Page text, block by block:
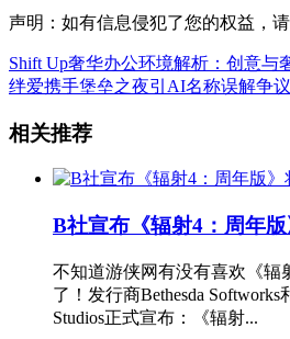
声明：如有信息侵犯了您的权益，
Shift Up奢华办公环境解析：创意与
绊爱携手堡垒之夜引AI名称误解争议
相关推荐
B社宣布《辐射4：周年版
不知道游侠网有没有喜欢《辐
了！发行商Bethesda Softworks
Studios正式宣布：《辐射...